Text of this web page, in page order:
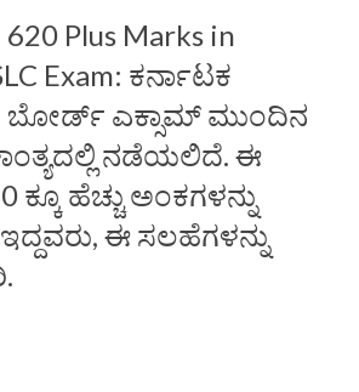
Plus Marks in
Exam: ಕರ್ನಾಟಕ
ಎಕ್ಸಾಮ್‌ ಮುಂದಿನ
ನಡೆಯಲಿದೆ. ಈ
ಕ್ಕೂ ಹೆಚ್ಚು ಅಂಕಗಳನ್ನು
ಈ ಸಲಹೆಗಳನ್ನು